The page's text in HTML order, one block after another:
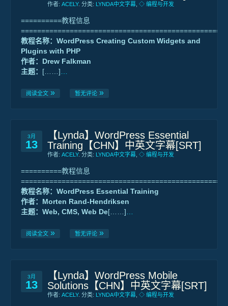
作者: ACELY. 分类: LYNDA中文字幕 ◇ 编程与开发
==========教程信息
教程名称：WordPress Creating Custom Widgets and
Plugins with PHP
作者：Drew Falkman
主题： [……]
阅读全文 暂无评论
3月
13
【Lynda】WordPress Essential
Training【CHN】中英文字幕[SRT]
作者: ACELY. 分类: LYNDA中文字幕 ◇ 编程与开发
==========教程信息
教程名称：WordPress Essential Training
作者：Morten Rand-Hendriksen
主题：Web, CMS, Web De[……]
阅读全文 暂无评论
3月
13
【Lynda】WordPress Mobile
Solutions【CHN】中英文字幕[SRT]
作者: ACELY. 分类: LYNDA中文字幕 ◇ 编程与开发